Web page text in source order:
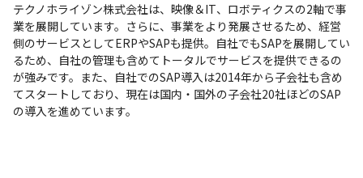
テクノホライゾン株式会社は、映像＆IT、ロボティクスの2軸で事
業を展開しています。さらに、事業をより発展させるため、経営
側のサービスとしてERPやSAPも提供。自社でもSAPを展開してい
るため、自社の管理も含めてトータルでサービスを提供できるの
が強みです。また、自社でのSAP導入は2014年から子会社も含め
てスタートしており、現在は国内・国外の子会社20社ほどのSAP
の導入を進めています。